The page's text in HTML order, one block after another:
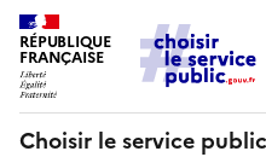
RÉPUBLIQUE
FRANÇAISE
Choisir le service public